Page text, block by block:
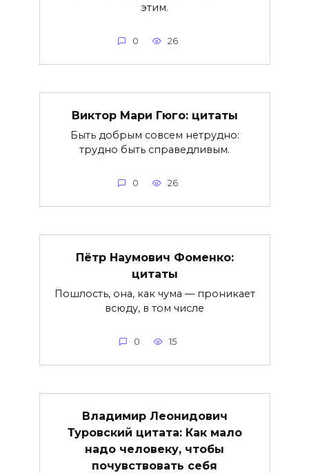
этим.
0 26
Виктор Мари Гюго: цитаты
Быть добрым совсем нетрудно:
трудно быть справедливым.
0 26
Пётр Наумович Фоменко:
цитаты
Пошлость, она, как чума — проникает
всюду, в том числе
0 15
Владимир Леонидович
Туровский цитата: Как мало
надо человеку, чтобы
почувствовать себя